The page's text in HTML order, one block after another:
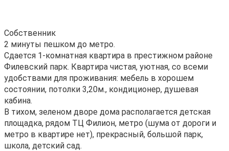
Собственник
2 минуты пешком до метро.
Сдается 1-комнатная квартира в престижном районе
Филевский парк. Квартира чистая, уютная, со всеми
удобствами для проживания: мебель в хорошем
состоянии, потолки 3,20м., кондиционер, душевая
кабина.
В тихом, зеленом дворе дома располагается детская
площадка, рядом ТЦ Филион, метро (шума от дороги и
метро в квартире нет), прекрасный, большой парк,
школа, детский сад.